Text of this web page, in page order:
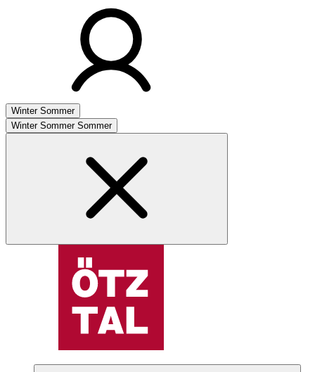
Winter Sommer
Winter Sommer Sommer